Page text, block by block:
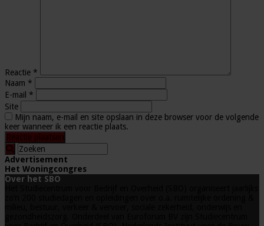
Reactie *
Naam *
E-mail *
Site
Mijn naam, e-mail en site opslaan in deze browser voor de volgende
keer wanneer ik een reactie plaats.
Advertisement
Het Woningcongres
Over het SBO